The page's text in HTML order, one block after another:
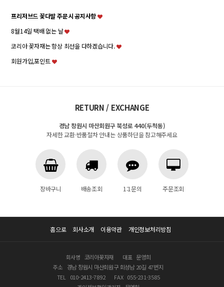
프리저브드 꽃다발 주문시 공지사항
8월14일 택배 없는 날
코리아 꽃자재는 항상 최선을 다하겠습니다.
회원가입,포인트
RETURN / EXCHANGE
경남 창원시 마산회원구 북성로 440(두척동)
자세한 교환·반품절차 안내는 상품하단을 참고해주세요
장바구니 배송조회 1:1문의 주문조회
홈으로 회사소개 이용약관 개인정보처리방침
회사명 코리아꽃자재 대표 문영희
주소
경남 창원시 마산회원구 회성남 20길 47번지
TEL
010-2413-7892 FAX 055-231-3585